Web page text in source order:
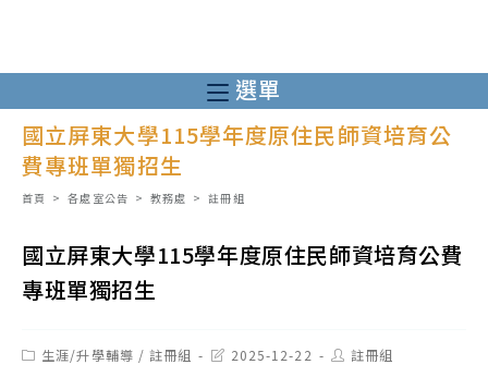
至
主
內
選單
國立屏東大學115學年度原住民師資培育公
費專班單獨招生
首頁 > 各處室公告 > 教務處 > 註冊組
國立屏東大學115學年度原住民師資培育公費
專班單獨招生
Post生涯/升學輔導 / 註冊組
Post2025-12-22
Post註冊組